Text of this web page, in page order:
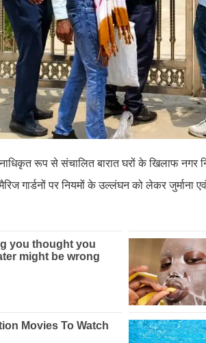
रूप से संचालित बारात घरों के खिलाफ नगर
गार्डनों पर नियमों के उल्लंघन को लेकर जुर्माना